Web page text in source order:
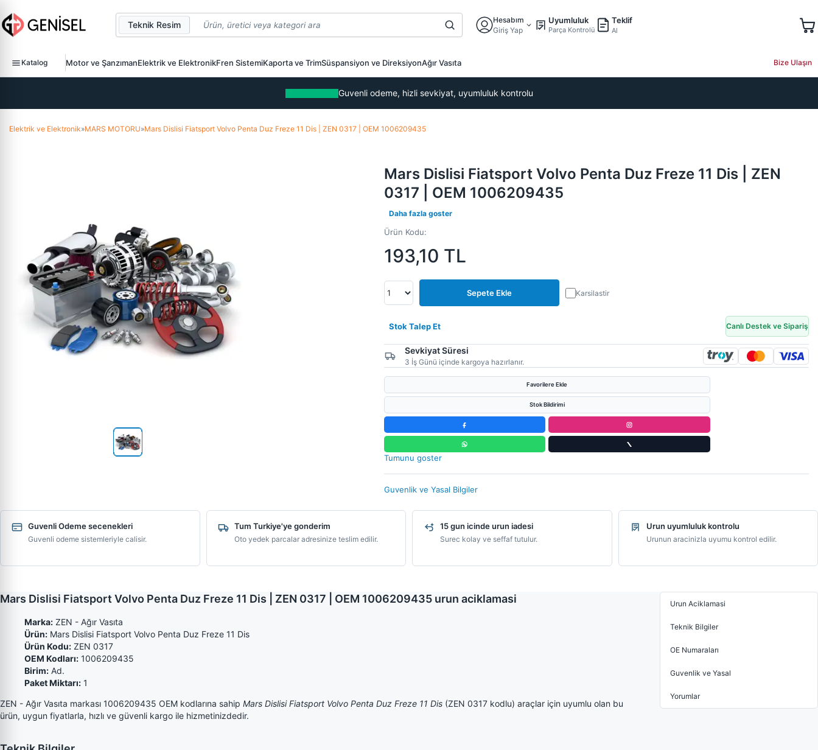
Teknik Resim
Hesabım
Giriş Yap
Uyumluluk
Parça Kontrolü
Teklif
Al
Katalog Motor ve ŞanzımanElektrik ve ElektronikFren SistemiKaporta ve TrimSüspansiyon ve DireksiyonAğır Vasıta Bize Ulaşın
Guvenli odeme, hizli sevkiyat, uyumluluk kontrolu
Elektrik ve Elektronik»MARS MOTORU»Mars Dislisi Fiatsport Volvo Penta Duz Freze 11 Dis | ZEN 0317 | OEM 1006209435
Mars Dislisi Fiatsport Volvo Penta Duz Freze 11 Dis | ZEN
0317 | OEM 1006209435
Daha fazla goster
Ürün Kodu:
193,10 TL
Sepete Ekle Karsilastir
Stok Talep Et Canlı Destek ve Sipariş
Sevkiyat Süresi
3 İş Günü içinde kargoya hazırlanır.
Favorilere Ekle
Stok Bildirimi
Tumunu goster
Guvenlik ve Yasal Bilgiler
Guvenli Odeme secenekleri
Guvenli odeme sistemleriyle calisir.
Tum Turkiye'ye gonderim
Oto yedek parcalar adresinize teslim edilir.
15 gun icinde urun iadesi
Surec kolay ve seffaf tutulur.
Urun uyumluluk kontrolu
Urunun aracinizla uyumu kontrol edilir.
Mars Dislisi Fiatsport Volvo Penta Duz Freze 11 Dis | ZEN 0317 | OEM 1006209435 urun aciklamasi
Marka: ZEN - Ağır Vasıta
Ürün: Mars Dislisi Fiatsport Volvo Penta Duz Freze 11 Dis
Ürün Kodu: ZEN 0317
OEM Kodları: 1006209435
Birim: Ad.
Paket Miktarı: 1
ZEN - Ağır Vasıta markası 1006209435 OEM kodlarına sahip Mars Dislisi Fiatsport Volvo Penta Duz Freze 11 Dis (ZEN 0317 kodlu) araçlar için uyumlu olan bu
ürün, uygun fiyatlarla, hızlı ve güvenli kargo ile hizmetinizdedir.
Urun Aciklamasi
Teknik Bilgiler
OE Numaraları
Guvenlik ve Yasal
Yorumlar